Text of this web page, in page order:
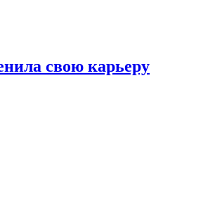
свою карьеру